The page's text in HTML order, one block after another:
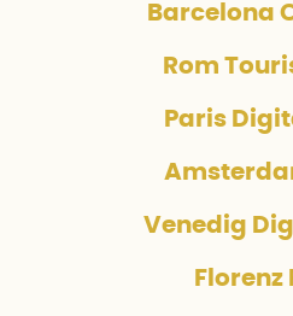
Barcelona
Rom
Paris
Venedig
Florenz